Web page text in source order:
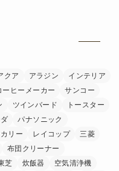
クア アラジン
インテリア
ーヒーメーカー
サンコー
ツインバード
トースター
パナソニック
リー レイコップ
三菱
布団クリーナー
芝 炊飯器
空気清浄機